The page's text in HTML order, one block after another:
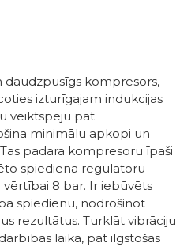
daudzpusīgs kompresors,
izturīgajam indukcijas
veiktspēju pat
minimālu apkopi un
padara kompresoru īpaši
spiediena regulatoru
8 bar. Ir iebūvēts
spiedienu, nodrošinot
rezultātus. Turklāt vibrāciju
laikā, pat ilgstošas